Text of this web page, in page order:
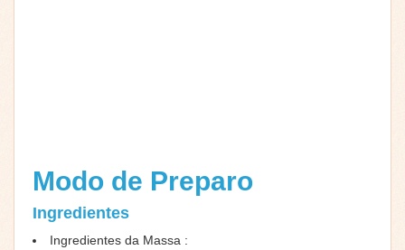
Modo de Preparo
Ingredientes
Ingredientes da Massa :